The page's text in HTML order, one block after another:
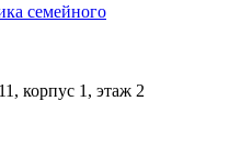
семейного
корпус 1, этаж 2